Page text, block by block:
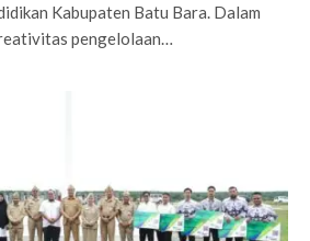
Kabupaten Batu Bara. Dalam
pengelolaan…